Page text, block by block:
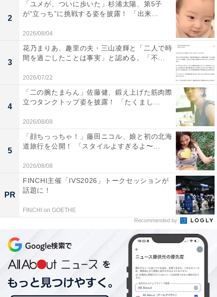
2
「ユメが、ついに歩いた」杉浦太陽、第5子
が“立っち”に挑戦する姿を披露！ 「出来...
2026/08/04
3
花乃まりあ、趣里の夫・三山凌輝と「二人で時
間を過ごしたことは事実」と認める。「不...
2026/07/22
4
「二の腕たまらん」佐藤健、鍛え上げた筋肉際
立つタンクトップ姿を披露！ 「たくまし...
2026/08/08
5
「顔ちっっちゃ！」藤田ニコル、娘と初の北海
道旅行を公開！ 「スタイルよすぎるよ〜...
2026/08/08
PR
FINCHI主催「IVS2026」トークセッションが
話題に！
FINCHI on GOETHE
Recommended by